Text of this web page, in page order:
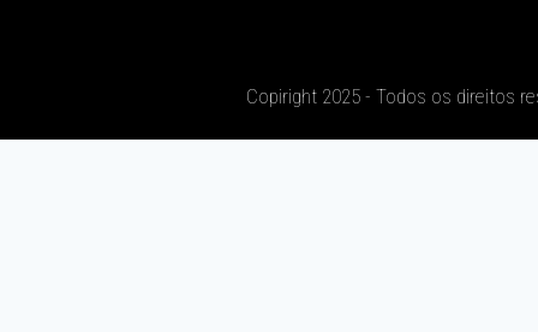
Copiright 2025 - Todos os direitos